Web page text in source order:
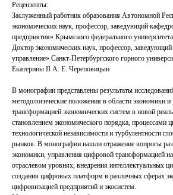
Рецензенты:
Заслуженный работник образования Автономной
экономических наук, профессор, заведующий
предприятия» Крымского федерального
Доктор экономических наук, профессор,
управление» Санкт-Петербургского горного
Екатерины II А. Е. Череповицын
В монографии представлены результаты
методологические положения в области экономики
трансформацией экономических систем в новой
становлением экономического порядка, процессами
технологической независимости и турбулентности
рынков. В монографии нашли отражение вопросы
экономики, управления цифровой трансформацией
отраслевом уровнях, внедрения интеллектуальных
создания цифровых платформ в различных сферах
цифровизацией предприятий и экосистем.